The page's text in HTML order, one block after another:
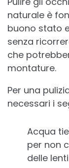
naturale è
buono stato
senza
che
montature.
Per una
necessari i
Acqua
per non
delle